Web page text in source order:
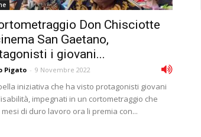
Don Chisciotte
San Gaetano,
i giovani...
Pigato - 9 Novembre 2022
iniziativa che ha visto protagonisti giovani
impegnati in un cortometraggio che
di duro lavoro ora li premia con...